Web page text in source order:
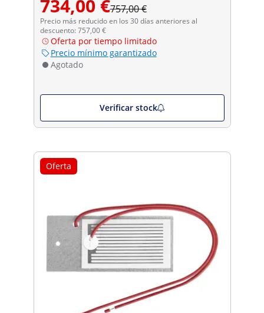
734,00 €757,00 €
Precio más reducido en los 30 días anteriores al
descuento: 757,00 €
Oferta por tiempo limitado
Precio mínimo garantizado
Agotado
Verificar stock
Oferta